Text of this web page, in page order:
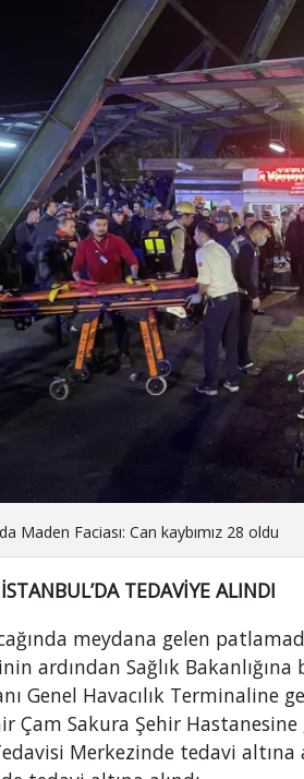
Maden Faciası: Can kaybımız 28 oldu
TEDAVİYE ALINDI
meydana gelen
ardından Sağlık
Genel Havacılık Terminaline
Çam Sakura Şehir
Merkezinde tedavi altına